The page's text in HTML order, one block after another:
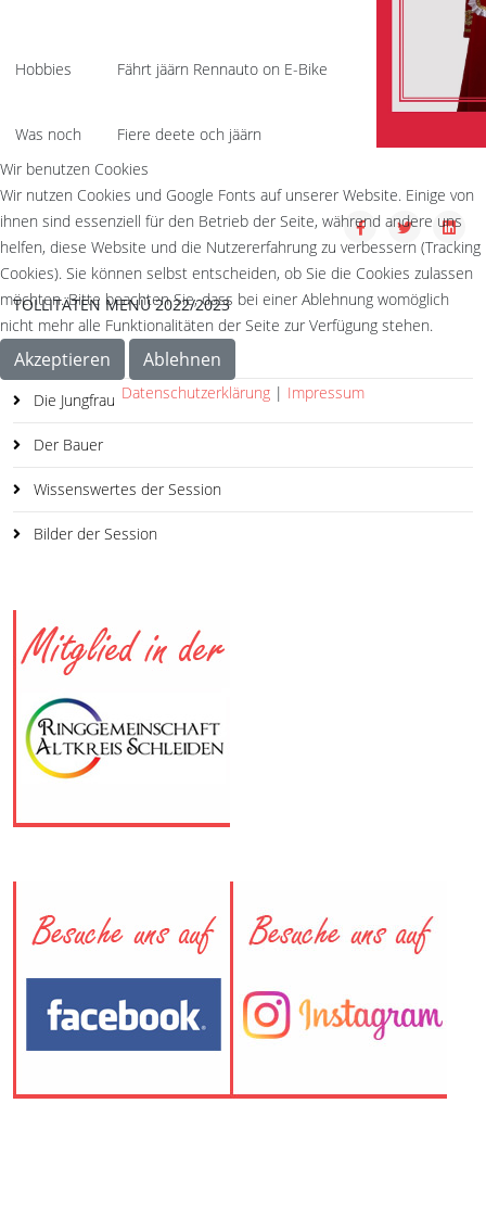
Hobbies Fährt jäärn Rennauto on E-Bike
Was noch Fiere deete och jäärn
TOLLITÄTEN MENÜ 2022/2023
Der Prinz
Die Jungfrau
Der Bauer
Wissenswertes der Session
Bilder der Session
Wir benutzen Cookies
Wir nutzen Cookies und Google Fonts auf unserer Website. Einige von
ihnen sind essenziell für den Betrieb der Seite, während andere uns
helfen, diese Website und die Nutzererfahrung zu verbessern (Tracking
Cookies). Sie können selbst entscheiden, ob Sie die Cookies zulassen
möchten. Bitte beachten Sie, dass bei einer Ablehnung womöglich
nicht mehr alle Funktionalitäten der Seite zur Verfügung stehen.
Akzeptieren Ablehnen
Datenschutzerklärung | Impressum